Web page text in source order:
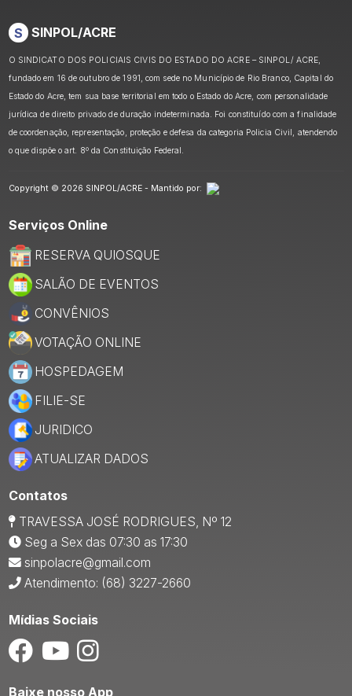
S SINPOL/ACRE
O SINDICATO DOS POLICIAIS CIVIS DO ESTADO DO ACRE – SINPOL/ ACRE,
fundado em 16 de outubro de 1991, com sede no Município de Rio Branco, Capital do
Estado do Acre, tem sua base territorial em todo o Estado do Acre, com personalidade
jurídica de direito privado de duração indeterminada. Foi constituído com a finalidade
de coordenação, representação, proteção e defesa da categoria Policia Civil, atendendo
o que dispõe o art. 8º da Constituição Federal.
Copyright © 2026 SINPOL/ACRE - Mantido por:
Serviços Online
RESERVA QUIOSQUE
SALÃO DE EVENTOS
CONVÊNIOS
VOTAÇÃO ONLINE
HOSPEDAGEM
FILIE-SE
JURIDICO
ATUALIZAR DADOS
Contatos
TRAVESSA JOSÉ RODRIGUES, Nº 12
Seg a Sex das 07:30 as 17:30
sinpolacre@gmail.com
Atendimento: (68) 3227-2660
Mídias Sociais
Baixe nosso App